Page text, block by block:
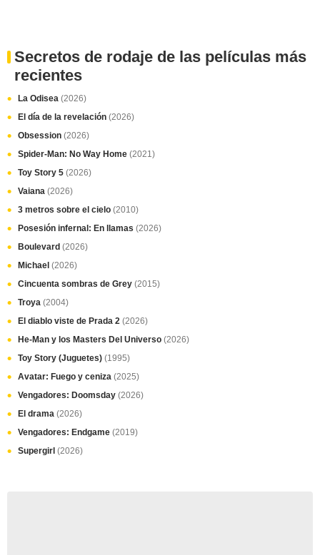
Secretos de rodaje de las películas más
recientes
La Odisea (2026)
El día de la revelación (2026)
Obsession (2026)
Spider-Man: No Way Home (2021)
Toy Story 5 (2026)
Vaiana (2026)
3 metros sobre el cielo (2010)
Posesión infernal: En llamas (2026)
Boulevard (2026)
Michael (2026)
Cincuenta sombras de Grey (2015)
Troya (2004)
El diablo viste de Prada 2 (2026)
He-Man y los Masters Del Universo (2026)
Toy Story (Juguetes) (1995)
Avatar: Fuego y ceniza (2025)
Vengadores: Doomsday (2026)
El drama (2026)
Vengadores: Endgame (2019)
Supergirl (2026)